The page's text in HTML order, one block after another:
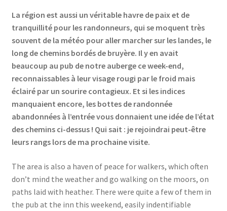
La région est aussi un véritable havre de paix et de
tranquillité pour les randonneurs, qui se moquent très
souvent de la météo pour aller marcher sur les landes, le
long de chemins bordés de bruyère. Il y en avait
beaucoup au pub de notre auberge ce week-end,
reconnaissables à leur visage rougi par le froid mais
éclairé par un sourire contagieux. Et si les indices
manquaient encore, les bottes de randonnée
abandonnées à l’entrée vous donnaient une idée de l’état
des chemins ci-dessus ! Qui sait : je rejoindrai peut-être
leurs rangs lors de ma prochaine visite.
The area is also a haven of peace for walkers, which often
don’t mind the weather and go walking on the moors, on
paths laid with heather. There were quite a few of them in
the pub at the inn this weekend, easily indentifiable